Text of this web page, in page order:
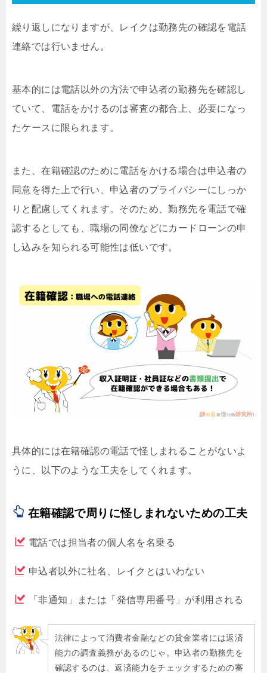
繰り返しになりますが、レイクは勤務先の確認を電話
連絡では行いません。
基本的には電話以外の方法で申込者の勤務先を確認し
ていて、電話をかけるのは審査の都合上、必要になっ
たケースに限られます。
また、在籍確認のために電話をかける場合は申込者の
同意を得た上で行い、申込者のプライバシーにしっか
りと配慮してくれます。そのため、勤務先を電話で確
認するとしても、職場の同僚などにカードローンの申
し込みを知られる可能性は低いです。
具体的には在籍確認の電話で怪しまれることがないよ
うに、以下のような工夫をしてくれます。
在籍確認で周りに怪しまれないための工夫
電話では担当者の個人名を名乗る
申込者以外に社名、レイクとはいわない
「非通知」または「発信専用番号」が利用される
法律によって消費者金融などの貸金業者には返済
能力の調査義務があるのじゃ。申込者の勤務先を
確認するのは、返済能力をチェックするための審